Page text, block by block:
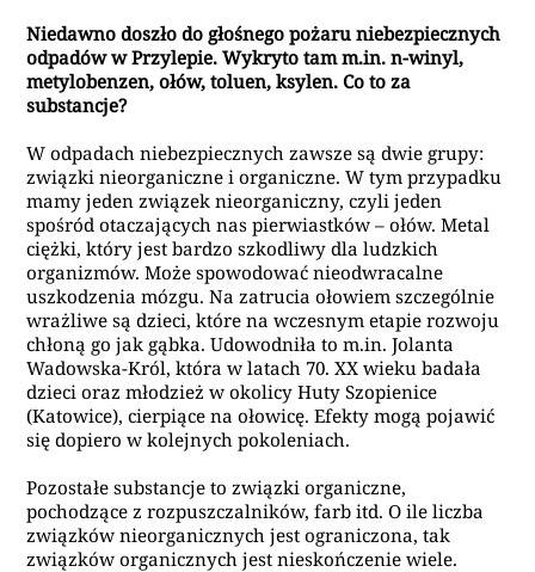
Niedawno doszło do głośnego pożaru niebezpiecznych
odpadów w Przylepie. Wykryto tam m.in. n-winyl,
metylobenzen, ołów, toluen, ksylen. Co to za
substancje?
W odpadach niebezpiecznych zawsze są dwie grupy:
związki nieorganiczne i organiczne. W tym przypadku
mamy jeden związek nieorganiczny, czyli jeden
spośród otaczających nas pierwiastków – ołów. Metal
ciężki, który jest bardzo szkodliwy dla ludzkich
organizmów. Może spowodować nieodwracalne
uszkodzenia mózgu.Na zatrucia ołowiem szczególnie
wrażliwe są dzieci, które na wczesnym etapie rozwoju
chłoną go jak gąbka. Udowodniła to m.in. Jolanta
Wadowska-Król, która w latach 70. XX wieku badała
dzieci oraz młodzież w okolicy Huty Szopienice
(Katowice), cierpiące na ołowicę. Efekty mogą pojawić
się dopiero w kolejnych pokoleniach.
Pozostałe substancje to związki organiczne,
pochodzące z rozpuszczalników, farb itd. O ile liczba
związków nieorganicznych jest ograniczona, tak
związków organicznych jest nieskończenie wiele.